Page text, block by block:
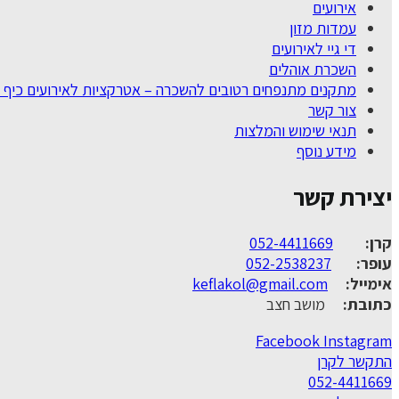
אירועים
עמדות מזון
די גיי לאירועים
השכרת אוהלים
מתקנים מתנפחים רטובים להשכרה – אטרקציות לאירועים
צור קשר
תנאי שימוש והמלצות
מידע נוסף
יצירת קשר
קרן:
052-4411669
עופר:
052-2538237
אימייל:
keflakol@gmail.com
כתובת: מושב חצב
Facebook Instagram
התקשר לקרן
052-4411669